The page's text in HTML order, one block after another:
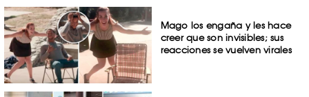
Mago los engaña y les hace
creer que son invisibles; sus
reacciones se vuelven virales